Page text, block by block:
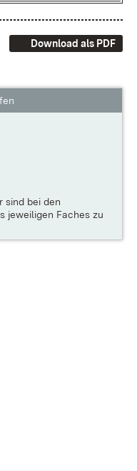
Download als PDF
sind bei den
jeweiligen Faches zu